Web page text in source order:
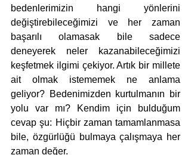
bedenlerimizin hangi yönlerini
değiştirebileceğimizi ve her zaman
başarılı olamasak bile sadece
deneyerek neler kazanabileceğimizi
keşfetmek ilgimi çekiyor. Artık bir millete
ait olmak istememek ne anlama
geliyor? Bedenimizden kurtulmanın bir
yolu var mı? Kendim için bulduğum
cevap şu: Hiçbir zaman tamamlanmasa
bile, özgürlüğü bulmaya çalışmaya her
zaman değer.